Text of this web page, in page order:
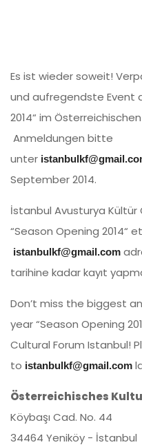
Es ist wieder soweit!
und aufregendste Event
2014“ im
Anmeldungen bitte
unter
September 2014.
İstanbul Avusturya Kültür
“Season Opening 2014“
istanbulkf@gmail.com
tarihine kadar kayıt
Don’t miss the biggest
year “Season Opening
Cultural Forum Istanbul!
to istanbulkf@gmail.com
Österreichisches
Köybaşı Cad. No. 44
34464 Yeniköy - İstanbul